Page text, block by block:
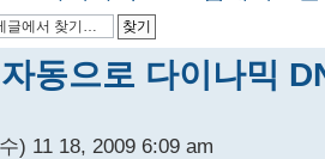
동으로 다이나믹
) 11 18, 2009 6:09 am